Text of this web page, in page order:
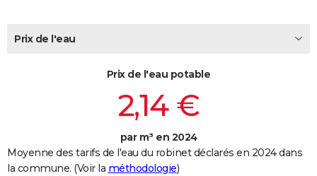
FORUM
Prix de l'eau
Prix de l'eau potable
2,14 €
par m³ en 2024
Moyenne des tarifs de l'eau du robinet déclarés en 2024 dans
la commune. (Voir la méthodologie)